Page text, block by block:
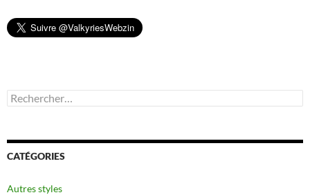
Rechercher :
CATÉGORIES
Autres styles